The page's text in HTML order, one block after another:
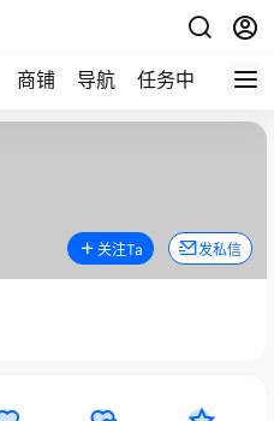
商铺 导航 任务中心 帮助
关注Ta 发私信